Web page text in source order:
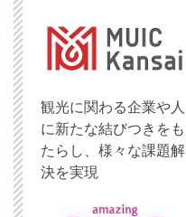
観光に関わる企業や人
に新たな結びつきをも
たらし、様々な課題解
決を実現